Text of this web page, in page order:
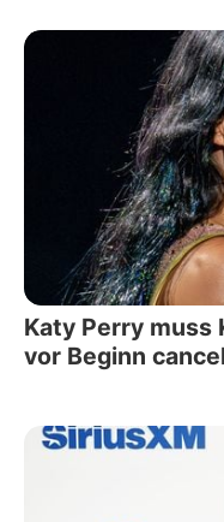
Katy Perry muss
vor Beginn